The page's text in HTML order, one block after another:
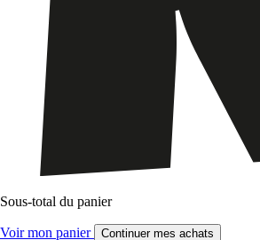
Sous-total du panier
Voir mon panier Continuer mes achats